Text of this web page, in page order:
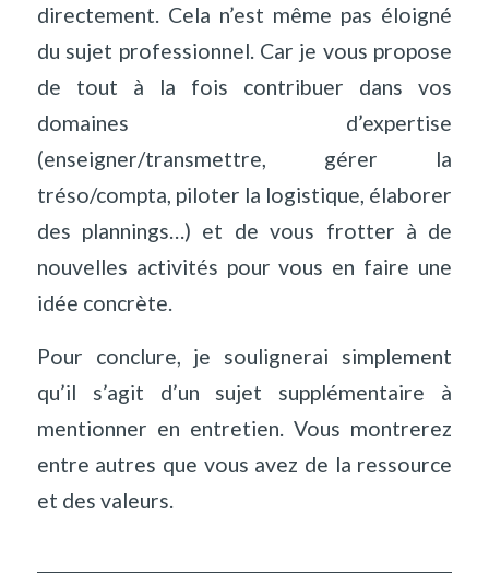
directement. Cela n’est même pas éloigné
du sujet professionnel. Car je vous propose
de tout à la fois contribuer dans vos
domaines d’expertise
(enseigner/transmettre, gérer la
tréso/compta, piloter la logistique, élaborer
des plannings…) et de vous frotter à de
nouvelles activités pour vous en faire une
idée concrète.
Pour conclure, je soulignerai simplement
qu’il s’agit d’un sujet supplémentaire à
mentionner en entretien. Vous montrerez
entre autres que vous avez de la ressource
et des valeurs.